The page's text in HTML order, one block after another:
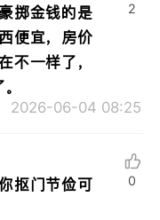
掷金钱的是
便宜，房价
不一样了，
2026-06-04 08:25
2
抠门节俭可
0